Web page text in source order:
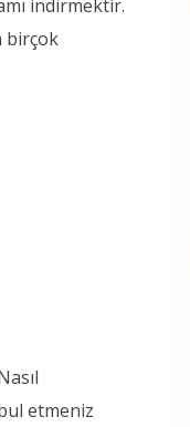
indirmektir.
birçok
etmeniz